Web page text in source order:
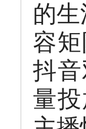
的
容
抖
量